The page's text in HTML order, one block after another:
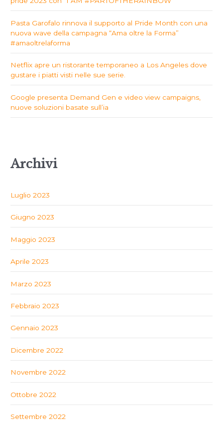
Pasta Garofalo rinnova il supporto al Pride Month con una
nuova wave della campagna “Ama oltre la Forma”
#amaoltrelaforma
Netflix apre un ristorante temporaneo a Los Angeles dove
gustare i piatti visti nelle sue serie.
Google presenta Demand Gen e video view campaigns,
nuove soluzioni basate sull’ia
Archivi
Luglio 2023
Giugno 2023
Maggio 2023
Aprile 2023
Marzo 2023
Febbraio 2023
Gennaio 2023
Dicembre 2022
Novembre 2022
Ottobre 2022
Settembre 2022